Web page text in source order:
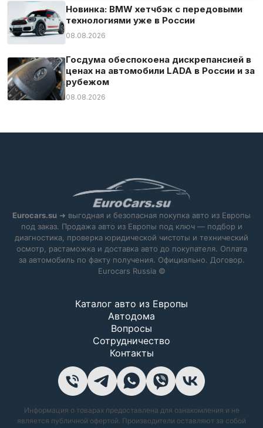
Новинка: BMW хетчбэк с передовыми
технологиями уже в России
08.08.2026
Госдума обеспокоена дискрепансией в
ценах на автомобили LADA в России и за
рубежом
08.08.2026
Eurocars.su ➜ выгодная и безопасная покупка авто из Европы
под заказ. Продажа авто из Европы под ключ — подбор и
диагностика, проверка юридической чистоты и технический
осмотр, растаможка и доставка авто до покупателя. Оплата
за автомобиль по факту получения. Официально. Договор.
Eurocars Russia ©
Каталог авто из Европы
Автодома
Вопросы
Сотрудничество
Контакты
Информация о товарах предоставлена для ознакомления и не
является публичной офертой. Производители оставляют за собой